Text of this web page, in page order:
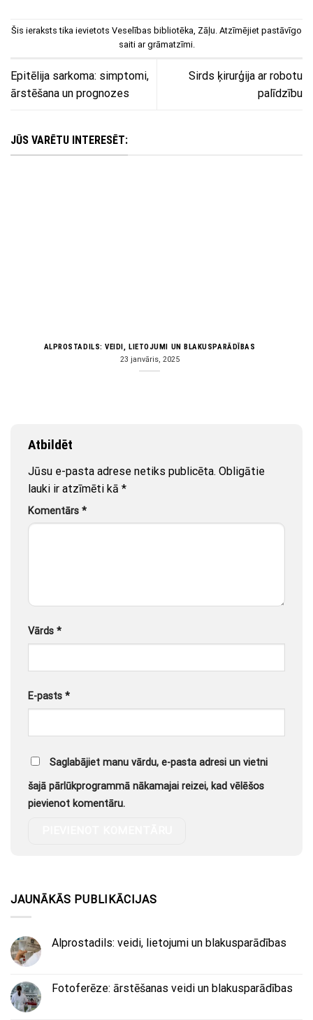
Šis ieraksts tika ievietots Veselības bibliotēka, Zāļu. Atzīmējiet pastāvīgo
saitiar grāmatzīmi.
Epitēlija sarkoma: simptomi,
ārstēšana un prognozes
Sirds ķirurģija ar robotu
palīdzību
JŪS VARĒTU INTERESĒT:
ALPROSTADILS: VEIDI, LIETOJUMI UN BLAKUSPARĀDĪBAS
23 janvāris, 2025
Atbildēt
Jūsu e-pasta adrese netiks publicēta. Obligātie
lauki ir atzīmēti kā *
Komentārs *
Vārds *
E-pasts *
Saglabājiet manu vārdu, e-pasta adresi un vietni
šajā pārlūkprogrammā nākamajai reizei, kad vēlēšos
pievienot komentāru.
JAUNĀKĀS PUBLIKĀCIJAS
Alprostadils: veidi, lietojumi un blakusparādības
Fotoferēze: ārstēšanas veidi un blakusparādības